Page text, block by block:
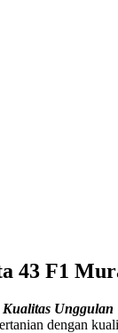
43 F1
Unggulan
dengan